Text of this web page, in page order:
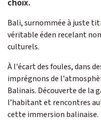
Notre
choix.
Bali, surnommée à juste
véritable éden recelant
culturels.
À l'écart des foules, dans
imprégnons de
Balinais. Découverte de la
l’habitant et rencontres
cette immersion balinaise.